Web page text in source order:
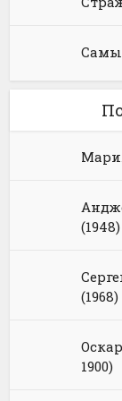
(1948)
(1968)
1900)